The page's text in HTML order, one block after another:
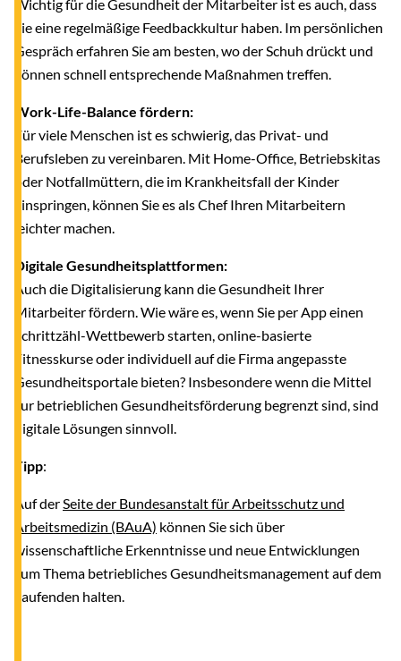
Wichtig für die Gesundheit der Mitarbeiter ist es auch, dass
Sie eine regelmäßige Feedbackkultur haben. Im persönlichen
Gespräch erfahren Sie am besten, wo der Schuh drückt und
können schnell entsprechende Maßnahmen treffen.
Work-Life-Balance fördern:
Für viele Menschen ist es schwierig, das Privat- und
Berufsleben zu vereinbaren. Mit Home-Office, Betriebskitas
oder Notfallmüttern, die im Krankheitsfall der Kinder
einspringen, können Sie es als Chef Ihren Mitarbeitern
leichter machen.
Digitale Gesundheitsplattformen:
Auch die Digitalisierung kann die Gesundheit Ihrer
Mitarbeiter fördern. Wie wäre es, wenn Sie per App einen
Schrittzähl-Wettbewerb starten, online-basierte
Fitnesskurse oder individuell auf die Firma angepasste
Gesundheitsportale bieten? Insbesondere wenn die Mittel
zur betrieblichen Gesundheitsförderung begrenzt sind, sind
digitale Lösungen sinnvoll.
Tipp:
Auf derSeite der Bundesanstalt für Arbeitsschutz und
Arbeitsmedizin (BAuA) können Sie sich über
wissenschaftliche Erkenntnisse und neue Entwicklungen
zum Thema betriebliches Gesundheitsmanagement auf dem
Laufenden halten.